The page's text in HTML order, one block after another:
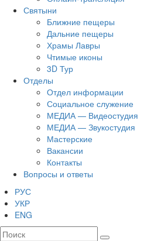
Святыни
Ближние пещеры
Дальние пещеры
Храмы Лавры
Чтимые иконы
3D Тур
Отделы
Отдел информации
Социальное служение
МЕДИА — Видеостудия
МЕДИА — Звукостудия
Мастерские
Вакансии
Контакты
Вопросы и ответы
РУС
УКР
ENG